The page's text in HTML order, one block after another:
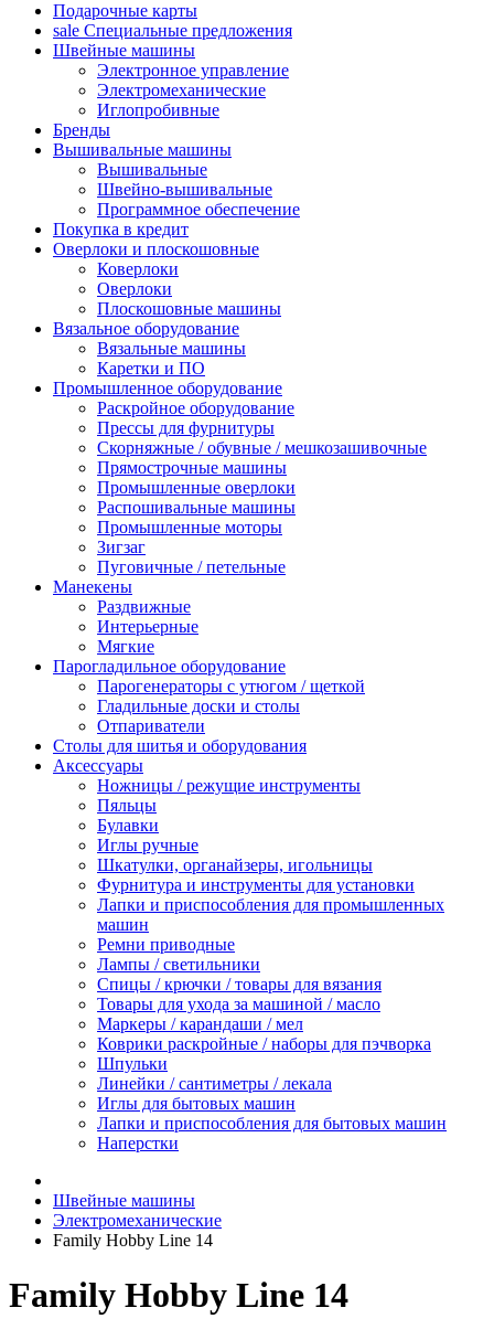
Подарочные карты
sale Специальные предложения
Швейные машины
Электронное управление
Электромеханические
Иглопробивные
Бренды
Вышивальные машины
Вышивальные
Швейно-вышивальные
Программное обеспечение
Покупка в кредит
Оверлоки и плоскошовные
Коверлоки
Оверлоки
Плоскошовные машины
Вязальное оборудование
Вязальные машины
Каретки и ПО
Промышленное оборудование
Раскройное оборудование
Прессы для фурнитуры
Скорняжные / обувные / мешкозашивочные
Прямострочные машины
Промышленные оверлоки
Распошивальные машины
Промышленные моторы
Зигзаг
Пуговичные / петельные
Манекены
Раздвижные
Интерьерные
Мягкие
Парогладильное оборудование
Парогенераторы с утюгом / щеткой
Гладильные доски и столы
Отпариватели
Столы для шитья и оборудования
Аксессуары
Ножницы / режущие инструменты
Пяльцы
Булавки
Иглы ручные
Шкатулки, органайзеры, игольницы
Фурнитура и инструменты для установки
Лапки и приспособления для промышленных
машин
Ремни приводные
Лампы / светильники
Спицы / крючки / товары для вязания
Товары для ухода за машиной / масло
Маркеры / карандаши / мел
Коврики раскройные / наборы для пэчворка
Шпульки
Линейки / сантиметры / лекала
Иглы для бытовых машин
Лапки и приспособления для бытовых машин
Наперстки
Швейные машины
Электромеханические
Family Hobby Line 14
Family Hobby Line 14